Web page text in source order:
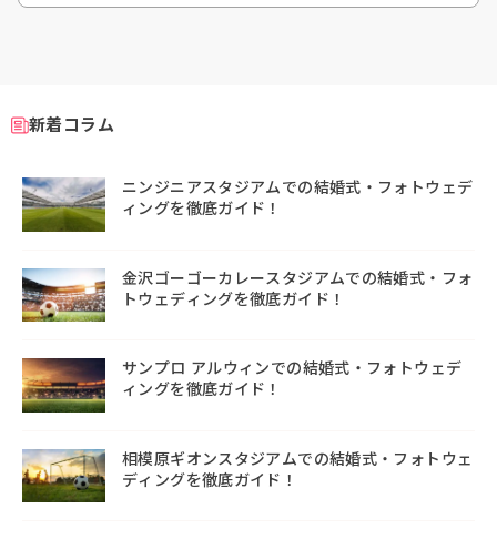
新着コラム
ニンジニアスタジアムでの結婚式・フォトウェデ
ィングを徹底ガイド！
金沢ゴーゴーカレースタジアムでの結婚式・フォ
トウェディングを徹底ガイド！
サンプロ アルウィンでの結婚式・フォトウェデ
ィングを徹底ガイド！
相模原ギオンスタジアムでの結婚式・フォトウェ
ディングを徹底ガイド！